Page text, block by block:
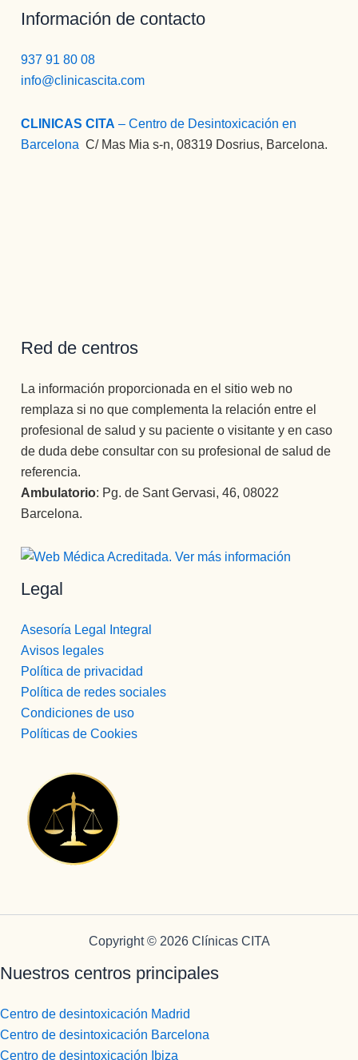
Información de contacto
937 91 80 08
info@clinicascita.com
CLINICAS CITA – Centro de Desintoxicación en
Barcelona :C/ Mas Mia s-n, 08319 Dosrius, Barcelona.
Red de centros
La información proporcionada en el sitio web no
remplaza si no que complementa la relación entre el
profesional de salud y su paciente o visitante y en caso
de duda debe consultar con su profesional de salud de
referencia.
Ambulatorio: Pg. de Sant Gervasi, 46, 08022
Barcelona.
Legal
Asesoría Legal Integral
Avisos legales
Política de privacidad
Política de redes sociales
Condiciones de uso
Políticas de Cookies
Copyright © 2026 Clínicas CITA
Nuestros centros principales
Centro de desintoxicación Madrid
Centro de desintoxicación Barcelona
Centro de desintoxicación Ibiza